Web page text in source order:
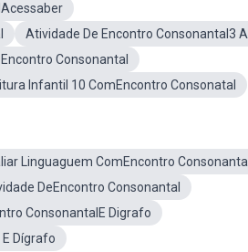
Atividade De Encontro Consonantal3
Consonantal
Infantil 10 ComEncontro Consonatal
Linguaguem ComEncontro
DeEncontro Consonantal
ConsonantalE Digrafo
Dígrafo